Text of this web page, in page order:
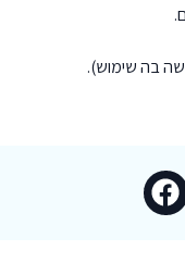
בה שימוש).